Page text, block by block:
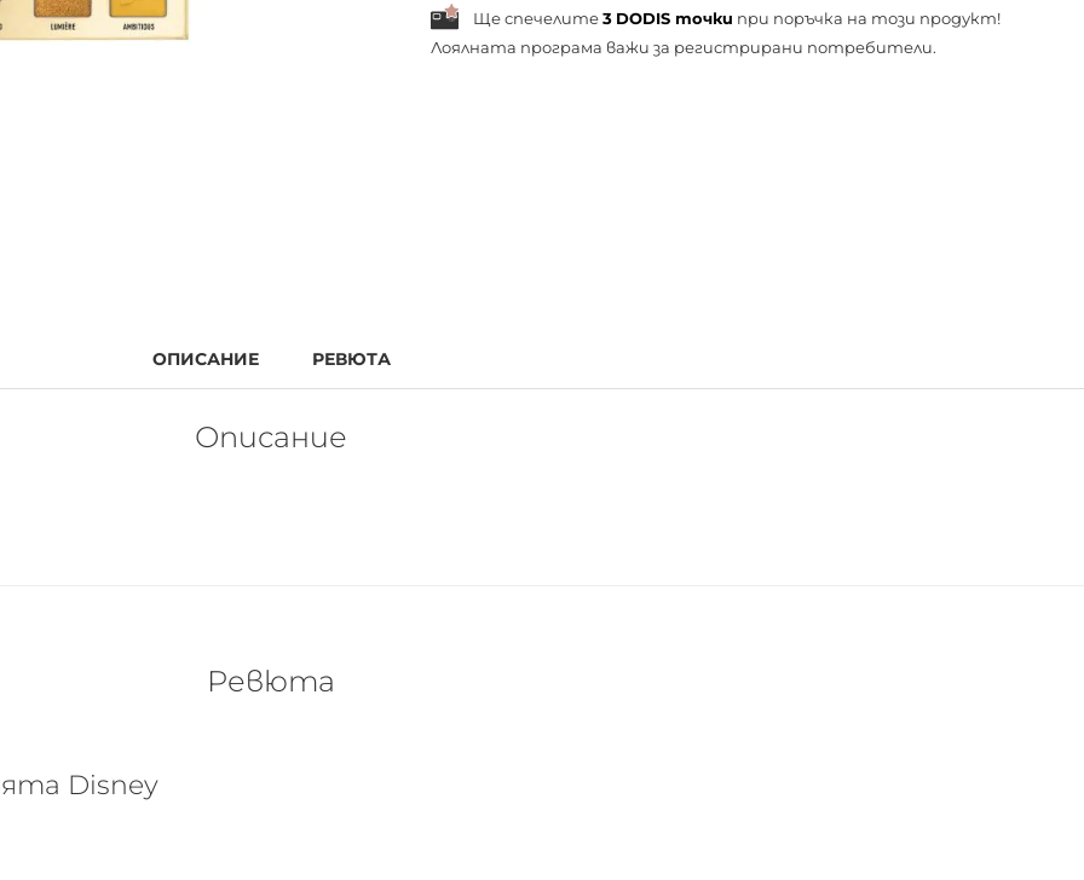
Ще спечелите 3 DODIS точки при поръчка на този продукт!
Лоялната програма важи за регистрирани потребители.
ОПИСАНИЕ РЕВЮТА
Описание
Ревюта
Disney